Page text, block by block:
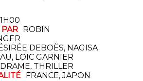
1H00
PAR
ROBIN
DEBOËS, NAGISA
LOIC GARNIER
DRAME, THRILLER
FRANCE, JAPON